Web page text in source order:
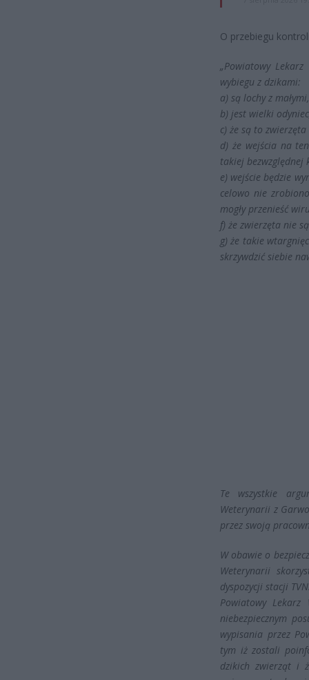
O przebiegu
„Powiatowy
wybiegu z dzikami:
a) są lochy z małymi,
b) jest wielki
c) że są to
d) że wejścia na
takiej bezwzględnej
e) wejście będzie
celowo nie
mogły przenieść
f) że zwierzęta nie
g) że takie
skrzywdzić siebie
Te wszystkie
Weterynarii z
przez swoją
W obawie o
Weterynarii
dyspozycji stacji
Powiatowy
niebezpiecznym
wypisania przez
tym iż zostali
dzikich zwierząt i